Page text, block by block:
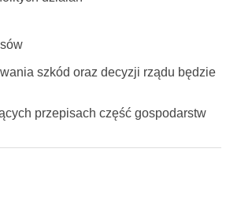
szkód oraz decyzji rządu będzie
przepisach część gospodarstw